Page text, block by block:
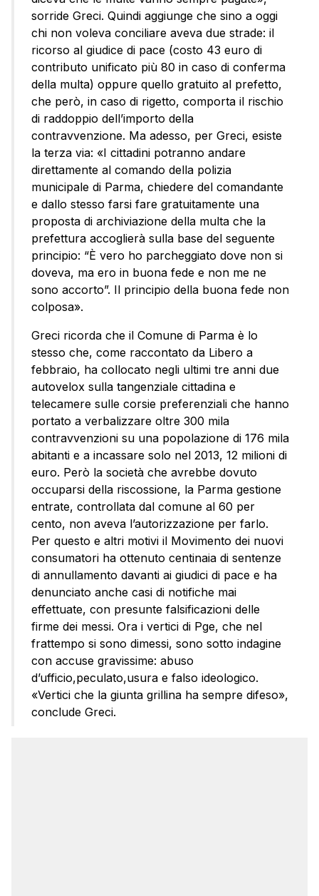
sorride Greci. Quindi aggiunge che sino a oggi
chi non voleva conciliare aveva due strade: il
ricorso al giudice di pace (costo 43 euro di
contributo unificato più 80 in caso di conferma
della multa) oppure quello gratuito al prefetto,
che però, in caso di rigetto, comporta il rischio
di raddoppio dell’importo della
contravvenzione. Ma adesso, per Greci, esiste
la terza via: «I cittadini potranno andare
direttamente al comando della polizia
municipale di Parma, chiedere del comandante
e dallo stesso farsi fare gratuitamente una
proposta di archiviazione della multa che la
prefettura accoglierà sulla base del seguente
principio: “È vero ho parcheggiato dove non si
doveva, ma ero in buona fede e non me ne
sono accorto”. Il principio della buona fede non
colposa».
Greci ricorda che il Comune di Parma è lo
stesso che, come raccontato da Libero a
febbraio, ha collocato negli ultimi tre anni due
autovelox sulla tangenziale cittadina e
telecamere sulle corsie preferenziali che hanno
portato a verbalizzare oltre 300 mila
contravvenzioni su una popolazione di 176 mila
abitanti e a incassare solo nel 2013, 12 milioni di
euro. Però la società che avrebbe dovuto
occuparsi della riscossione, la Parma gestione
entrate, controllata dal comune al 60 per
cento, non aveva l’autorizzazione per farlo.
Per questo e altri motivi il Movimento dei nuovi
consumatori ha ottenuto centinaia di sentenze
di annullamento davanti ai giudici di pace e ha
denunciato anche casi di notifiche mai
effettuate, con presunte falsificazioni delle
firme dei messi. Ora i vertici di Pge, che nel
frattempo si sono dimessi, sono sotto indagine
con accuse gravissime: abuso
d’ufficio,peculato,usura e falso ideologico.
«Vertici che la giunta grillina ha sempre difeso»,
conclude Greci.